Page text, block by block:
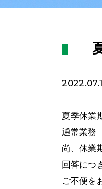
夏季休
通常
尚、休業
回答につ
ご不便を